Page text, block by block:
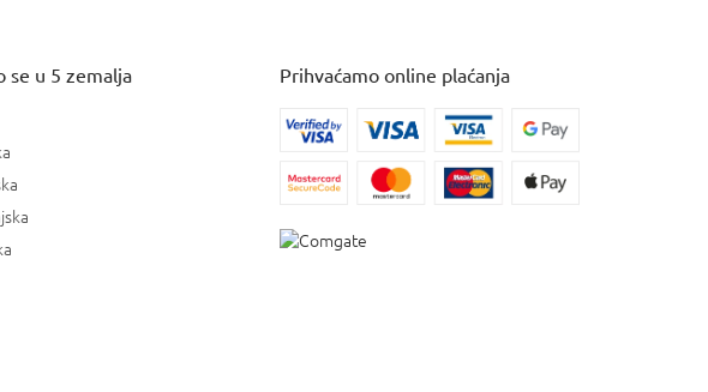
se u 5 zemalja
Prihvaćamo online plaćanja